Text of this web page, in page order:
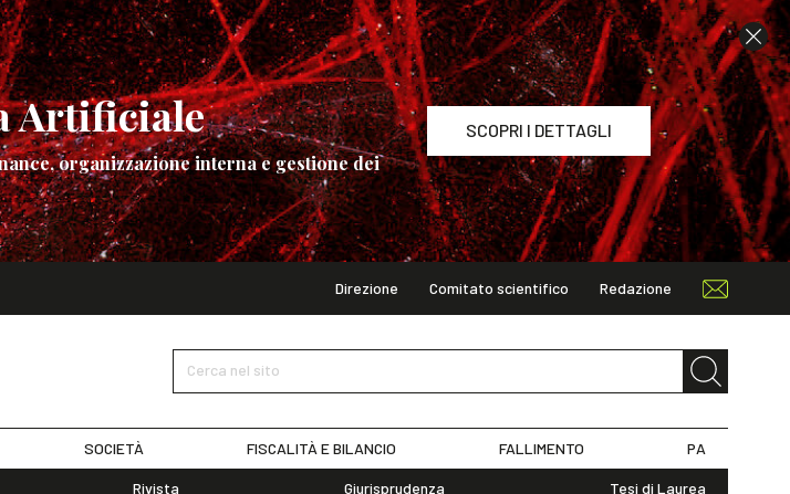
Artificiale
organizzazione interna e gestione dei
SCOPRI I DETTAGLI
Direzione Comitato scientifico Redazione
Cerca nel sito
SOCIETÀ FISCALITÀ E BILANCIO FALLIMENTO PA
Rivista Giurisprudenza Tesi di Laurea